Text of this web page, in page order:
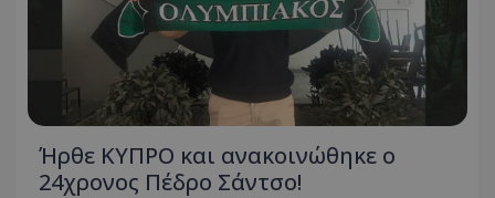
Ήρθε ΚΥΠΡΟ και ανακοινώθηκε ο
24χρονος Πέδρο Σάντσο!